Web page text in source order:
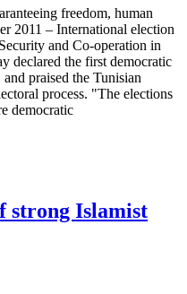
freedom, human
2011 – International election
and Co-operation in
declared the first democratic
praised the Tunisian
process. "The elections
democratic
strong Islamist